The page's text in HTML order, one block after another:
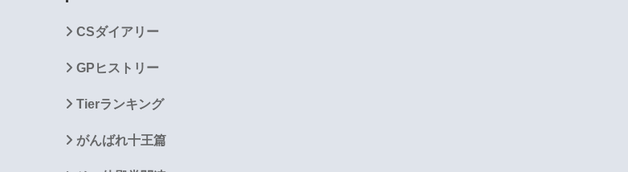
CSダイアリー
GPヒストリー
Tierランキング
がんばれ十王篇